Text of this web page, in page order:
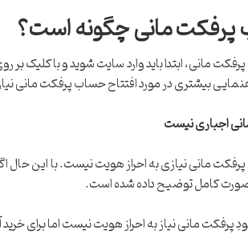
پرفکت مانی چگونه است؟
بیشتری در مورد افتتاح حساب پرفکت مانی
اجباری نیست
کامل توضیح داده شده است.
پرفکت مانی نیاز به احراز هویت نیست اما برای